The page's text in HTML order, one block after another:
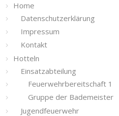
Home
Datenschutzerklärung
Impressum
Kontakt
Hotteln
Einsatzabteilung
Feuerwehrbereitschaft 1
Gruppe der Bademeister
Jugendfeuerwehr